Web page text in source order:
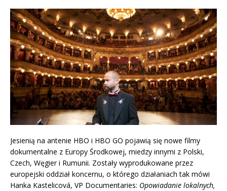
Jesienią na antenie HBO i HBO GO pojawią się nowe filmy
dokumentalne z Europy Środkowej, miedzy innymi z Polski,
Czech, Węgier i Rumunii. Zostały wyprodukowane przez
europejski oddział koncernu, o którego działaniach tak mówi
Hanka Kastelicová, VP Documentaries: Opowiadanie lokalnych,